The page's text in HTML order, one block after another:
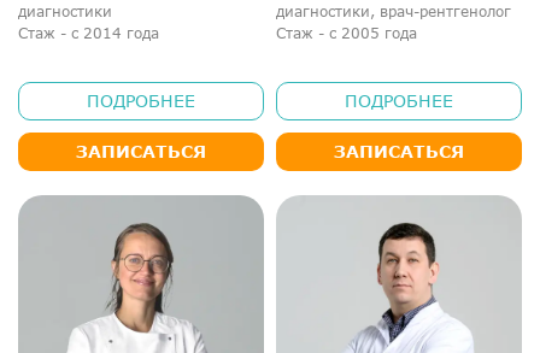
диагностики
Стаж - с 2014 года
ПОДРОБНЕЕ
ЗАПИСАТЬСЯ
диагностики, врач-рентгенолог
Стаж - с 2005 года
ПОДРОБНЕЕ
ЗАПИСАТЬСЯ